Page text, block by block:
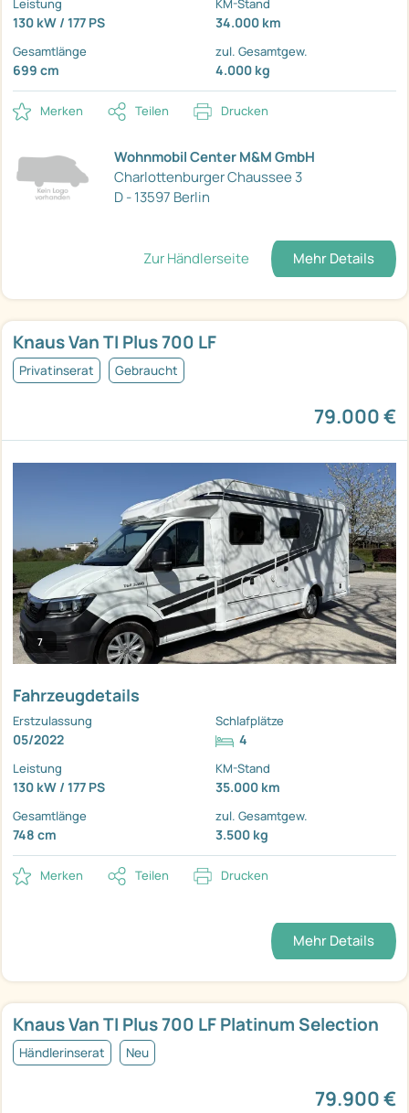
Leistung
130 kW / 177 PS
KM-Stand
34.000 km
Gesamtlänge
699 cm
zul. Gesamtgew.
4.000 kg
Merken Teilen Drucken
Wohnmobil Center M&M GmbH
Charlottenburger Chaussee 3
D - 13597 Berlin
Zur Händlerseite Mehr Details
Knaus Van TI Plus 700 LF
Privatinserat Gebraucht
79.000 €
7
Fahrzeugdetails
Erstzulassung
05/2022
Schlafplätze
4
Leistung
130 kW / 177 PS
KM-Stand
35.000 km
Gesamtlänge
748 cm
zul. Gesamtgew.
3.500 kg
Merken Teilen Drucken
Mehr Details
Knaus Van TI Plus 700 LF Platinum Selection
Händlerinserat Neu
79.900 €